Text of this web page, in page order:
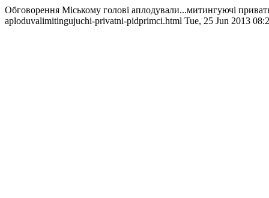
Обговорення Міському голові аплодували...митингуючі
aploduvalimitingujuchi-privatni-pidprimci.html Tue, 25 Jun 2013